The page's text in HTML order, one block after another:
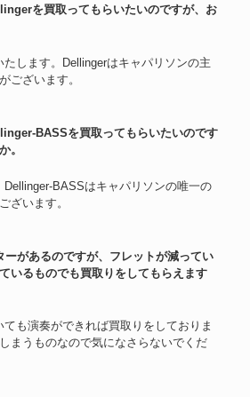
ございます。
。
ざいます。
いるものでも買取りをしてもらえます
まうものなので気になさらないでくだ